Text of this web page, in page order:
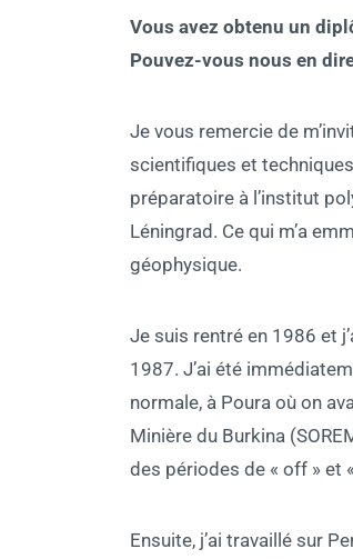
Vous avez obtenu un
Pouvez-vous nous en
Je vous remercie de
scientifiques et
préparatoire à l’institut
Léningrad. Ce qui m’a
géophysique.
Je suis rentré en 1986 et
1987. J’ai été
normale, à Poura où on
Minière du Burkina
des périodes de « off » et
Ensuite, j’ai travaillé sur